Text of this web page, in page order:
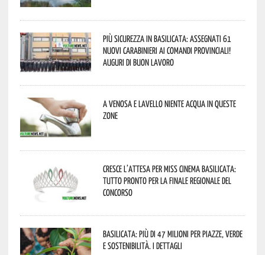
Più sicurezza in Basilicata: assegnati 61
nuovi Carabinieri ai Comandi provinciali!
Auguri di buon lavoro
A Venosa e Lavello niente acqua in queste
zone
Cresce l’attesa per Miss Cinema Basilicata:
tutto pronto per la finale regionale del
concorso
Basilicata: più di 47 milioni per piazze, verde
e sostenibilità. I dettagli